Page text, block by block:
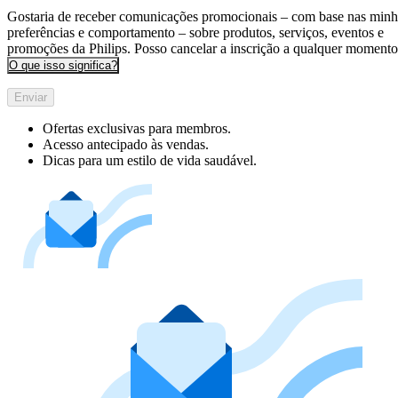
Gostaria de receber comunicações promocionais – com base nas
preferências e comportamento – sobre produtos, serviços, eventos e
promoções da Philips. Posso cancelar a inscrição a qualquer
O que isso significa?
Enviar
Ofertas exclusivas para membros.
Acesso antecipado às vendas.
Dicas para um estilo de vida saudável.